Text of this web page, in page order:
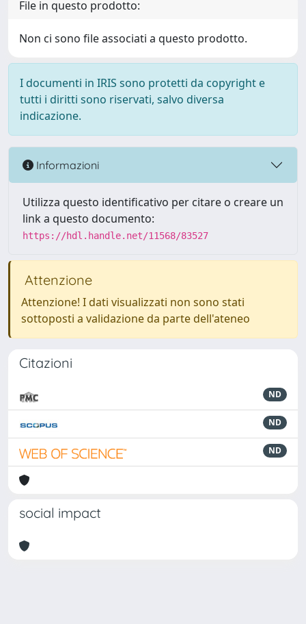
File in questo prodotto:
Non ci sono file associati a questo prodotto.
I documenti in IRIS sono protetti da copyright e
tutti i diritti sono riservati, salvo diversa
indicazione.
Informazioni
Utilizza questo identificativo per citare o creare un
link a questo documento:
https://hdl.handle.net/11568/83527
Attenzione
Attenzione! I dati visualizzati non sono stati
sottoposti a validazione da parte dell'ateneo
Citazioni
ND
ND
ND
social impact